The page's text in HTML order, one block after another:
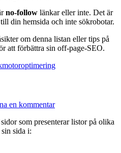
no-follow länkar eller inte. Det är
din hemsida och inte sökrobotar.
om denna listan eller tips på
att förbättra sin off-page-SEO.
en kommentar
som presenterar listor på olika
sida i: